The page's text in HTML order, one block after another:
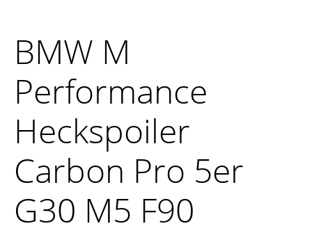
BMW M
Performance
Heckspoiler
Carbon Pro 5er
G30 M5 F90